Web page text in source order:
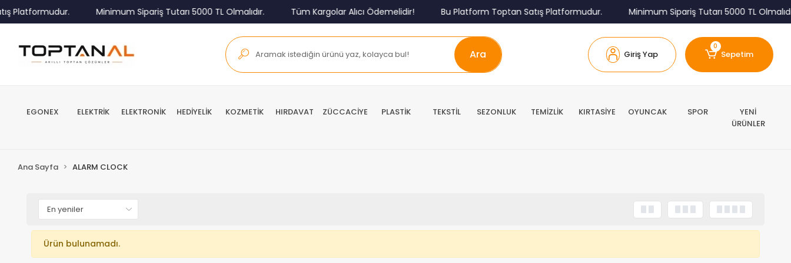
Platformudur. Minimum Sipariş Tutarı 5000 TL Olmalıdır. Tüm Kargolar Alıcı Ödemelidir! Bu Platform Toptan Satış Platformudur. Minimum Sipariş Tutarı 5000 TL
Ara Giriş Yap
0
Sepetim
EGONEX ELEKTRİK ELEKTRONİK HEDİYELİK KOZMETİK HIRDAVAT ZÜCCACİYE PLASTİK TEKSTİL SEZONLUK TEMİZLİK KIRTASİYE OYUNCAK SPOR
YENİ
ÜRÜNLER
Ana Sayfa ALARM CLOCK
Ürün bulunamadı.